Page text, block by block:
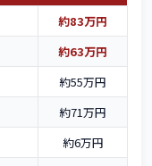
約83万円
約63万円
約55万円
約71万円
約6万円